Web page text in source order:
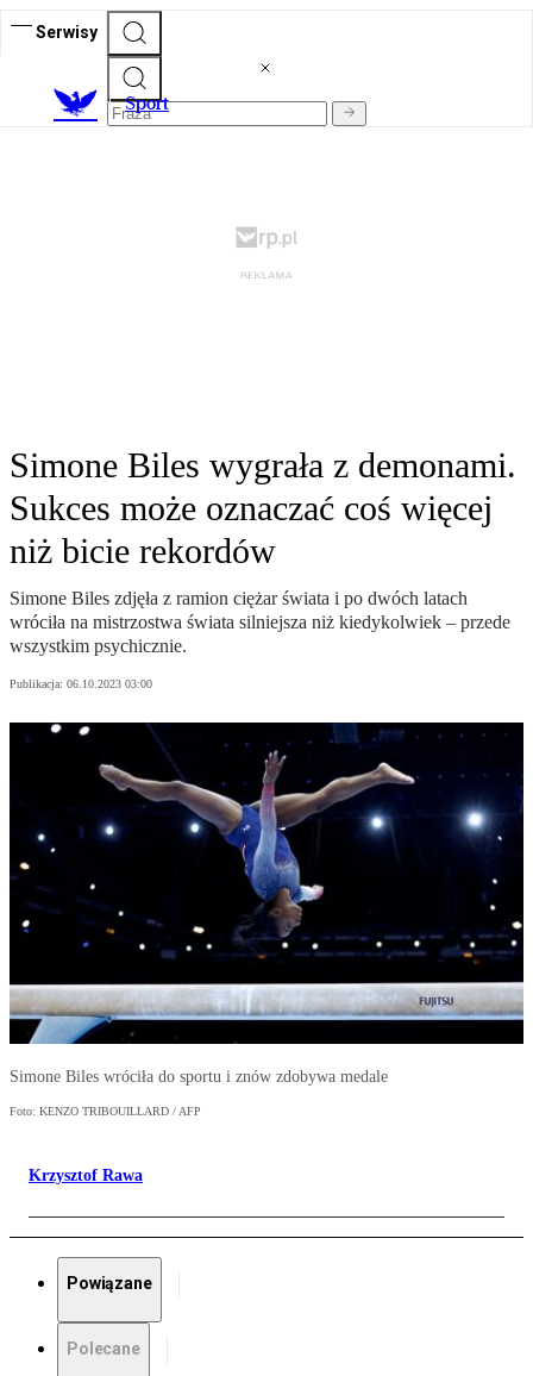
Serwisy
Sport
Simone Biles wygrała z demonami.
Sukces może oznaczać coś więcej
niż bicie rekordów
Simone Biles zdjęła z ramion ciężar świata i po dwóch latach
wróciła na mistrzostwa świata silniejsza niż kiedykolwiek – przede
wszystkim psychicznie.
Publikacja: 06.10.2023 03:00
Simone Biles wróciła do sportu i znów zdobywa medale
Foto: KENZO TRIBOUILLARD / AFP
Krzysztof Rawa
Powiązane
Polecane